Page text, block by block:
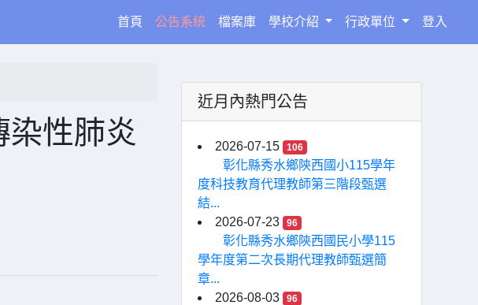
首頁(current)
公告系統 檔案庫 學校介紹 行政單位 登入
性肺炎
近月內熱門公告
2026-07-15 106
彰化縣秀水鄉陝西國小115學年
度科技教育代理教師第三階段甄選
結...
2026-07-23
96
彰化縣秀水鄉陝西國民小學115
學年度第二次長期代理教師甄選簡
章...
2026-08-03
96